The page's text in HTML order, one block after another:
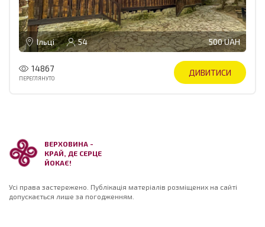
Ільці 54 500 UAH
14867
ПЕРЕГЛЯНУТО
ДИВИТИСИ
ВЕРХОВИНА -
КРАЙ, ДЕ СЕРЦЕ
ЙОКАЄ!
Усі права застережено. Публікація матеріалів розміщених на сайті
допускається лише за погодженням.